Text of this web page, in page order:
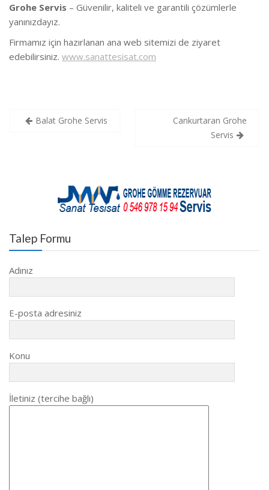
Grohe Servis – Güvenilir, kaliteli ve garantili çözümlerle
yanınızdayız.
Firmamız için hazırlanan ana web sitemizi de ziyaret
edebilirsiniz. www.sanattesisat.com
YazıBalat Grohe Servis
Cankurtaran Grohe
Servis
Talep Formu
Adınız
E-posta adresiniz
Konu
İletiniz (tercihe bağlı)